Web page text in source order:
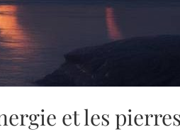
et les